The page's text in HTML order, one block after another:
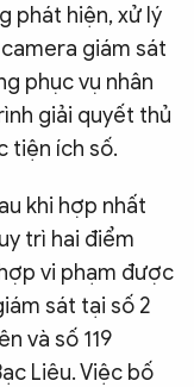
phát hiện, xử lý
giám sát
phục vụ nhân
giải quyết thủ
tiện ích số.
khi hợp nhất
trì hai điểm
vi phạm được
sát tại số 2
và số 119
Liêu. Việc bố